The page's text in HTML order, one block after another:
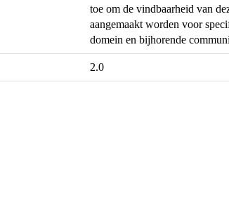
toe om de vindbaarheid van
aangemaakt worden voor
domein en bijhorende
2.0